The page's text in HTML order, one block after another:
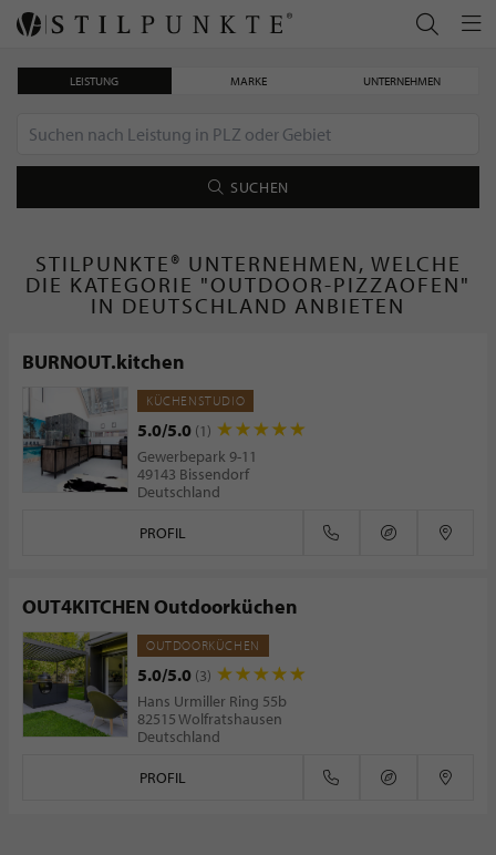
LEISTUNG MARKE UNTERNEHMEN
SUCHEN
STILPUNKTE® UNTERNEHMEN, WELCHE
DIE KATEGORIE "OUTDOOR-PIZZAOFEN"
IN DEUTSCHLAND ANBIETEN
BURNOUT.kitchen
KÜCHENSTUDIO
5.0/5.0 (1)
Gewerbepark 9-11
49143 Bissendorf
Deutschland
PROFIL
OUT4KITCHEN Outdoorküchen
OUTDOORKÜCHEN
5.0/5.0 (3)
Hans Urmiller Ring 55b
82515 Wolfratshausen
Deutschland
PROFIL